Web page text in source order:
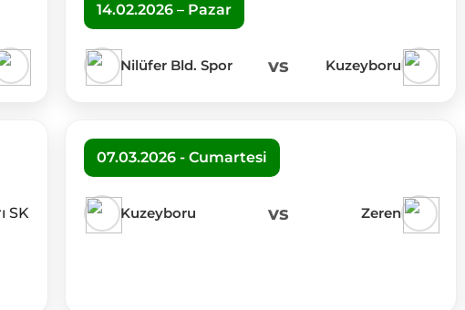
14.02.2026 – Pazar
Nilüfer Bld. Spor vs Kuzeyboru
SK
07.03.2026 - Cumartesi
Kuzeyboru vs Zeren